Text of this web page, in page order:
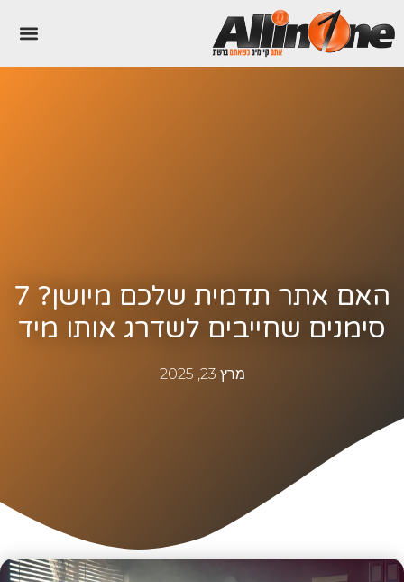
האם אתר תדמית שלכם מיושן? 7
סימנים שחייבים לשדרג אותו מיד
מרץ 23, 2025